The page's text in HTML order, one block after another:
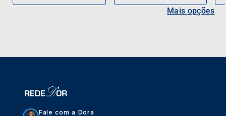
Mais opções
Fale com a Dora